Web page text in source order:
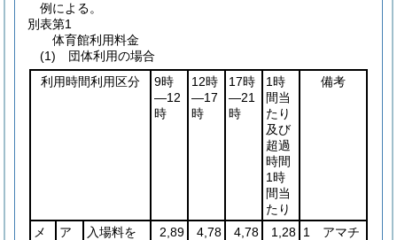
例による。
別表第1
体育館利用料金
(1) 団体利用の場合
利用時間利用区分
9時
―12
時
12時
―17
時
17時
―21
時
1時
間当
たり
及び
超過
時間
1時
間当
たり
備考
メ
ア
入場料を
2,89
4,78
4,78
1,28 1 アマチ